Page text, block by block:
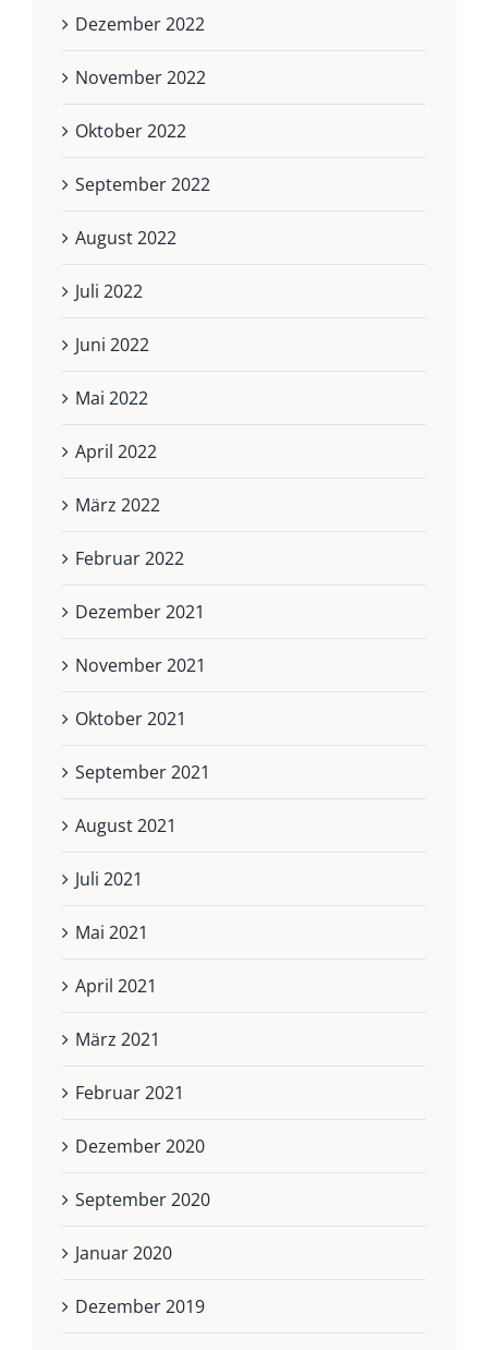
Dezember 2022
November 2022
Oktober 2022
September 2022
August 2022
Juli 2022
Juni 2022
Mai 2022
April 2022
März 2022
Februar 2022
Dezember 2021
November 2021
Oktober 2021
September 2021
August 2021
Juli 2021
Mai 2021
April 2021
März 2021
Februar 2021
Dezember 2020
September 2020
Januar 2020
Dezember 2019